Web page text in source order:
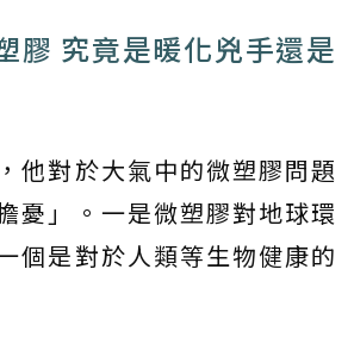
膠 究竟是暖化兇手還是
他對於大氣中的微塑膠問題
憂」。一是微塑膠對地球環
個是對於人類等生物健康的